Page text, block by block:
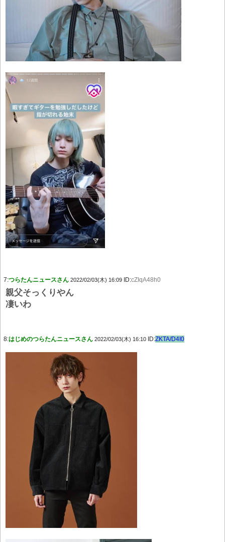
7:つらたんニュースさん 2022/02/03(木) 16:09 ID:cZIqA48h0
親父そっくりやん
凄いわ
8:はじめのつらたんニュースさん 2022/02/03(木) 16:10 ID:ZKTA/D4I0